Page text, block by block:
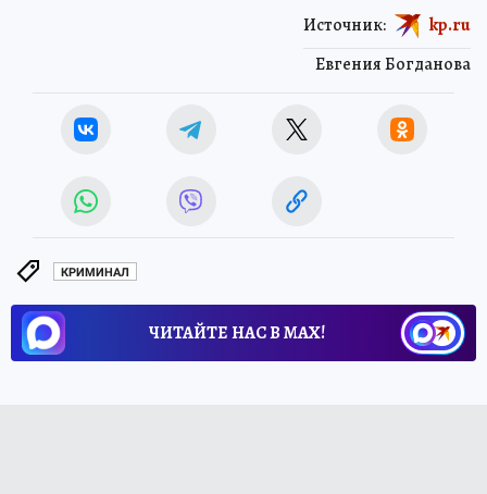
Евгения Богданова
Источник: kp.ru
КРИМИНАЛ
ЧИТАЙТЕ НАС В МАХ!